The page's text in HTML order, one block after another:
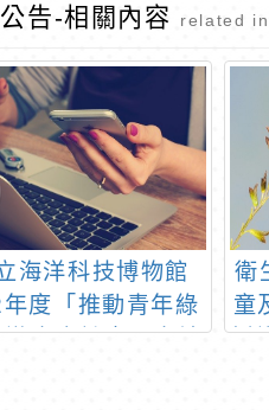
告-相關內容 related
海洋科技博物館
度「推動青年綠
遊專案計畫」申請
衛
童
例